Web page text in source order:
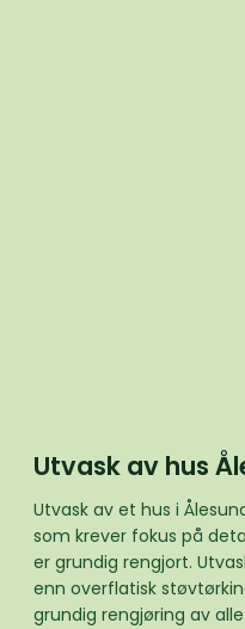
Utvask av hus
Utvask av et hus i
som krever fokus på
er grundig rengjort.
enn overflatisk
grundig rengjøring av